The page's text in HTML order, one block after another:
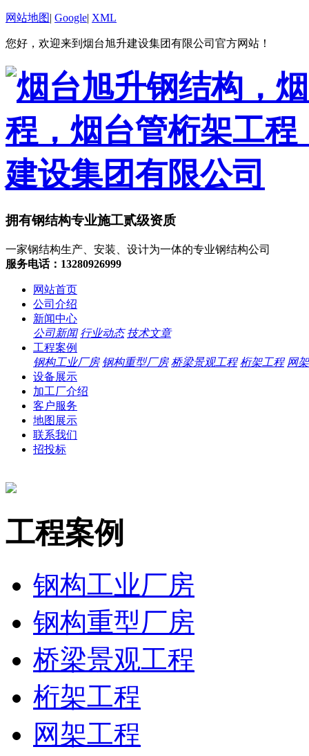
网站地图| Google| XML
您好，欢迎来到烟台旭升建设集团有限公司官方网站！
拥有钢结构专业施工贰级资质
一家钢结构生产、安装、设计为一体的专业钢结构公司
服务电话：13280926999
网站首页
公司介绍
新闻中心
公司新闻 行业动态 技术文章
工程案例
钢构工业厂房 钢构重型厂房 桥梁景观工程 桁架工程 网
设备展示
加工厂介绍
客户服务
地图展示
联系我们
招投标
工程案例
钢构工业厂房
钢构重型厂房
桥梁景观工程
桁架工程
网架工程